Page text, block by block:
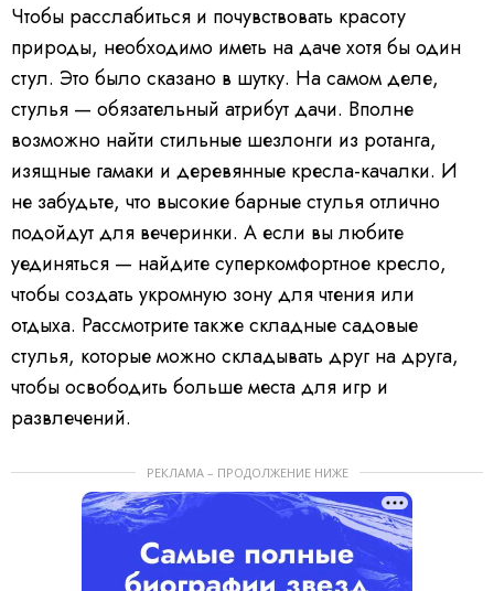
Чтобы расслабиться и почувствовать красоту
природы, необходимо иметь на даче хотя бы один
стул. Это было сказано в шутку. На самом деле,
стулья — обязательный атрибут дачи. Вполне
возможно найти стильные шезлонги из ротанга,
изящные гамаки и деревянные кресла-качалки. И
не забудьте, что высокие барные стулья отлично
подойдут для вечеринки. А если вы любите
уединяться — найдите суперкомфортное кресло,
чтобы создать укромную зону для чтения или
отдыха. Рассмотрите также складные садовые
стулья, которые можно складывать друг на друга,
чтобы освободить больше места для игр и
развлечений.
РЕКЛАМА – ПРОДОЛЖЕНИЕ НИЖЕ